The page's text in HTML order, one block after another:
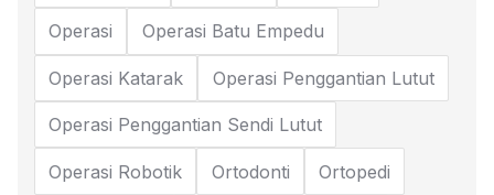
Operasi Operasi Batu Empedu
Operasi Katarak Operasi Penggantian Lutut
Operasi Penggantian Sendi Lutut
Operasi Robotik Ortodonti Ortopedi